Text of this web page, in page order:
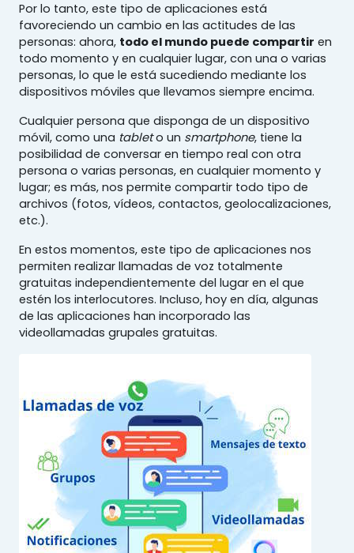
Por lo tanto, este tipo de aplicaciones está
favoreciendo un cambio en las actitudes de las
personas: ahora, todo el mundo puede compartir en
todo momento y en cualquier lugar, con una o varias
personas, lo que le está sucediendo mediante los
dispositivos móviles que llevamos siempre encima.
Cualquier persona que disponga de un dispositivo
móvil, como una tableto un smartphone, tiene la
posibilidad de conversar en tiempo real con otra
persona o varias personas, en cualquier momento y
lugar; es más, nos permite compartir todo tipo de
archivos (fotos, vídeos, contactos, geolocalizaciones,
etc.).
En estos momentos, este tipo de aplicaciones nos
permiten realizar llamadas de voz totalmente
gratuitas independientemente del lugar en el que
estén los interlocutores. Incluso, hoy en día, algunas
de las aplicaciones han incorporado las
videollamadas grupales gratuitas.